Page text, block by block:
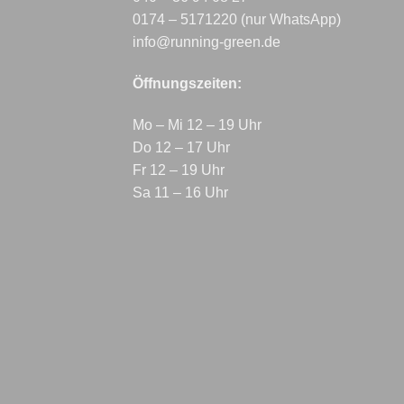
0174 – 5171220 (nur WhatsApp)
info@running-green.de
Öffnungszeiten:
Mo – Mi 12 – 19 Uhr
Do 12 – 17 Uhr
Fr 12 – 19 Uhr
Sa 11 – 16 Uhr